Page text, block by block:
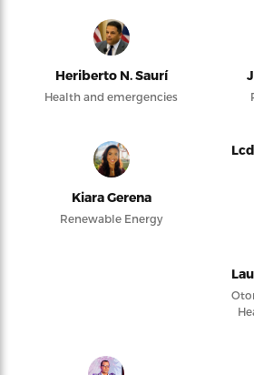
Heriberto N. Saurí
Health and emergencies
Kiara Gerena
Renewable Energy